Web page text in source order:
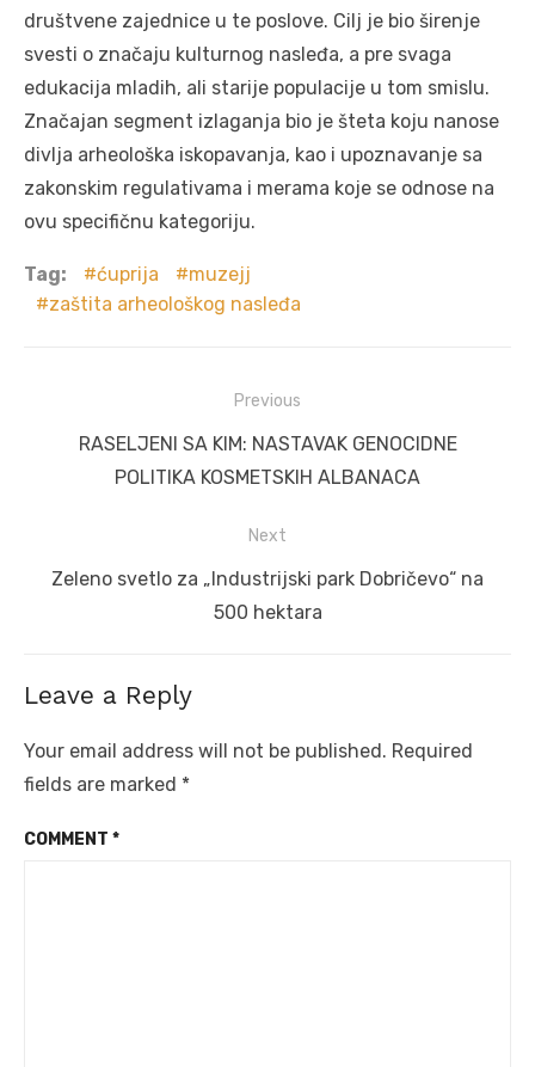
društvene zajednice u te poslove. Cilj je bio širenje
svesti o značaju kulturnog nasleđa, a pre svaga
edukacija mladih, ali starije populacije u tom smislu.
Značajan segment izlaganja bio je šteta koju nanose
divlja arheološka iskopavanja, kao i upoznavanje sa
zakonskim regulativama i merama koje se odnose na
ovu specifičnu kategoriju.
Tag: ćuprija
muzejj
zaštita arheološkog nasleđa
navigation
Previous
PreviousRASELJENI SA KIM: NASTAVAK GENOCIDNE
POLITIKA KOSMETSKIH ALBANACA
Next
Next
Zeleno svetlo za „Industrijski park Dobričevo“ na
500 hektara
Leave a Reply
Your email address will not be published. Required
fields are marked *
COMMENT *